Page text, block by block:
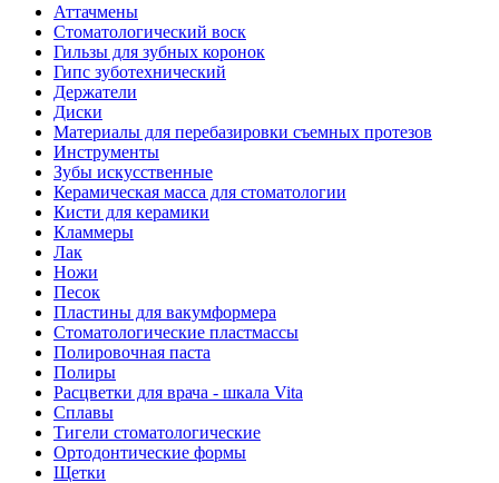
Аттачмены
Стоматологический воск
Гильзы для зубных коронок
Гипс зуботехнический
Держатели
Диски
Материалы для перебазировки съемных протезов
Инструменты
Зубы искусственные
Керамическая масса для стоматологии
Кисти для керамики
Кламмеры
Лак
Ножи
Песок
Пластины для вакумформера
Стоматологические пластмассы
Полировочная паста
Полиры
Расцветки для врача - шкала Vita
Сплавы
Тигели стоматологические
Ортодонтические формы
Щетки